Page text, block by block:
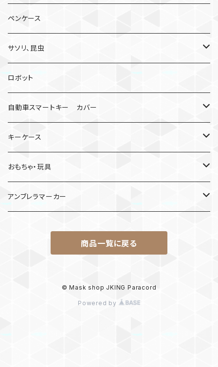
ペンケース
サソリ、昆虫
サソリ
クモ
ロボット
自動車スマートキー カバー
日産
キーケース
MDF材
おもちゃ・玩具
けん玉
アンブレラマーカー
商品一覧に戻る
© Mask shop JKING Paracord
Powered by